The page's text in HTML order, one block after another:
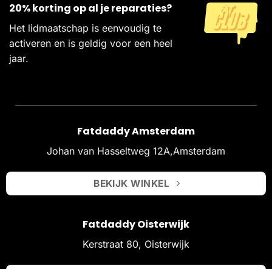
20% korting op al je reparaties?
Het lidmaatschap is eenvoudig te
activeren en is geldig voor een heel
jaar.
Fatdaddy Amsterdam
Johan van Hasseltweg 12A,Amsterdam
BEKIJK WINKEL
Fatdaddy Oisterwijk
Kerstraat 80, Oisterwijk